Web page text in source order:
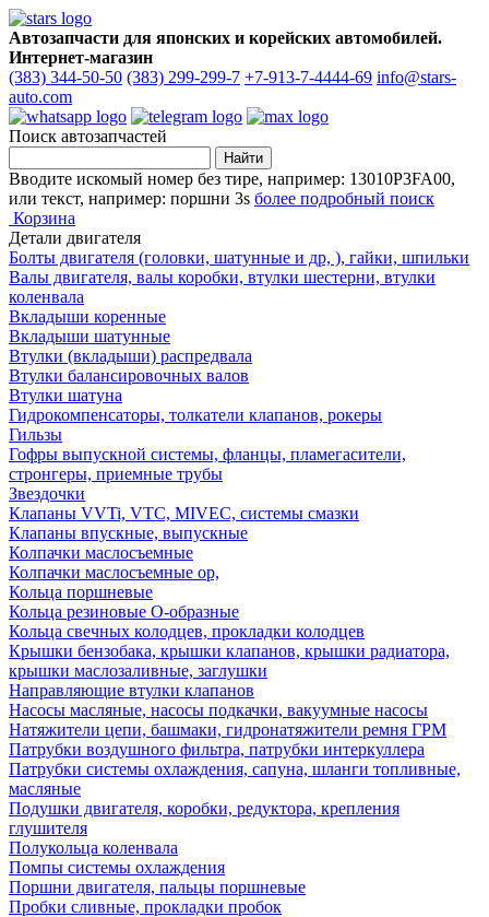
Автозапчасти для японских и корейских автомобилей.
Интернет-магазин
(383) 344-50-50 (383) 299-299-7 +7-913-7-4444-69 info@stars-
auto.com
Поиск автозапчастей
Вводите искомый номер без тире, например: 13010P3FA00,
или текст, например: поршни 3s более подробный поиск
Корзина
Детали двигателя
Болты двигателя (головки, шатунные и др, ), гайки, шпильки
Валы двигателя, валы коробки, втулки шестерни, втулки
коленвала
Вкладыши коренные
Вкладыши шатунные
Втулки (вкладыши) распредвала
Втулки балансировочных валов
Втулки шатуна
Гидрокомпенсаторы, толкатели клапанов, рокеры
Гильзы
Гофры выпускной системы, фланцы, пламегасители,
стронгеры, приемные трубы
Звездочки
Клапаны VVTi, VTC, MIVEC, системы смазки
Клапаны впускные, выпускные
Колпачки маслосъемные
Колпачки маслосъемные ор,
Кольца поршневые
Кольца резиновые О-образные
Кольца свечных колодцев, прокладки колодцев
Крышки бензобака, крышки клапанов, крышки радиатора,
крышки маслозаливные, заглушки
Направляющие втулки клапанов
Насосы масляные, насосы подкачки, вакуумные насосы
Натяжители цепи, башмаки, гидронатяжители ремня ГРМ
Патрубки воздушного фильтра, патрубки интеркуллера
Патрубки системы охлаждения, сапуна, шланги топливные,
масляные
Подушки двигателя, коробки, редуктора, крепления
глушителя
Полукольца коленвала
Помпы системы охлаждения
Поршни двигателя, пальцы поршневые
Пробки сливные, прокладки пробок